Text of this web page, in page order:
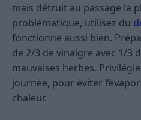
mais détruit au passage la
problématique, utilisez du
fonctionne aussi bien.
de 2/3 de vinaigre avec 1/3
mauvaises herbes.
journée, pour éviter
chaleur.